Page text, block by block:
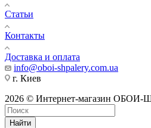
Статьи
Контакты
Доставка и оплата
info@oboi-shpalery.com.ua
г. Киев
2026 © Интернет-магазин ОБОИ-
Найти